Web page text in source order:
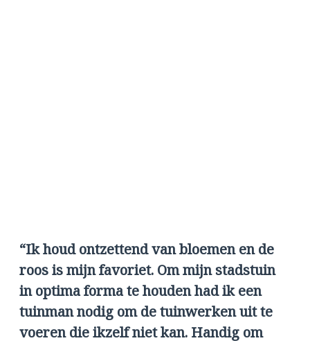
“Ik houd ontzettend van bloemen en de
roos is mijn favoriet. Om mijn stadstuin
in optima forma te houden had ik een
tuinman nodig om de tuinwerken uit te
voeren die ikzelf niet kan. Handig om